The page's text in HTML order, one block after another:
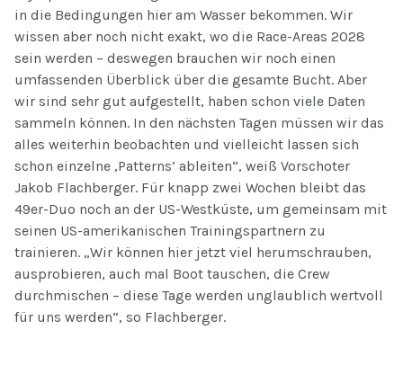
in die Bedingungen hier am Wasser bekommen. Wir
wissen aber noch nicht exakt, wo die Race-Areas 2028
sein werden – deswegen brauchen wir noch einen
umfassenden Überblick über die gesamte Bucht. Aber
wir sind sehr gut aufgestellt, haben schon viele Daten
sammeln können. In den nächsten Tagen müssen wir das
alles weiterhin beobachten und vielleicht lassen sich
schon einzelne ‚Patterns‘ ableiten“, weiß Vorschoter
Jakob Flachberger. Für knapp zwei Wochen bleibt das
49er-Duo noch an der US-Westküste, um gemeinsam mit
seinen US-amerikanischen Trainingspartnern zu
trainieren. „Wir können hier jetzt viel herumschrauben,
ausprobieren, auch mal Boot tauschen, die Crew
durchmischen – diese Tage werden unglaublich wertvoll
für uns werden“, so Flachberger.